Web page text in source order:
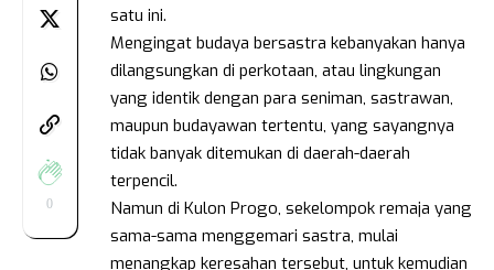
0
satu ini.
Mengingat budaya bersastra kebanyakan hanya
dilangsungkan di perkotaan, atau lingkungan
yang identik dengan para seniman, sastrawan,
maupun budayawan tertentu, yang sayangnya
tidak banyak ditemukan di daerah-daerah
terpencil.
Namun di Kulon Progo, sekelompok remaja yang
sama-sama menggemari sastra, mulai
menangkap keresahan tersebut, untuk kemudian